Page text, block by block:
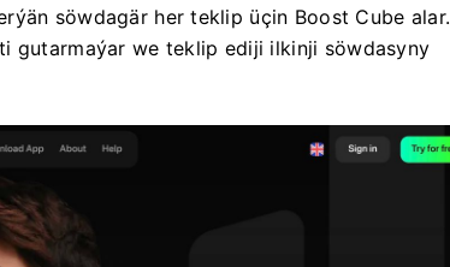
söwdagär her teklip üçin Boost Cube alar.
gutarmaýar we teklip ediji ilkinji söwdasyny